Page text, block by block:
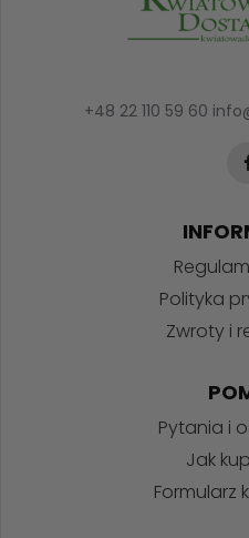
+48 22 110 59 60
Polityka
Zwroty i
Pytania i
Jak
Formularz